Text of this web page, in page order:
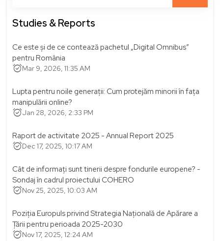
Studies & Reports
Ce este și de ce contează pachetul „Digital Omnibus”
pentru România
alarm_onMar 9, 2026, 11:35 AM
Lupta pentru noile generații: Cum protejăm minorii în fața
manipulării online?
alarm_onJan 28, 2026, 2:33 PM
Raport de activitate 2025 - Annual Report 2025
alarm_onDec 17, 2025, 10:17 AM
Cât de informați sunt tinerii despre fondurile europene? -
Sondaj în cadrul proiectului COHERO
alarm_onNov 25, 2025, 10:03 AM
Poziția Europuls privind Strategia Națională de Apărare a
Țării pentru perioada 2025-2030
alarm_onNov 17, 2025, 12:24 AM